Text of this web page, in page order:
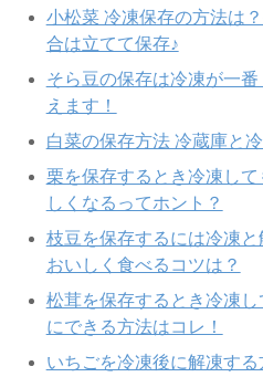
小松菜 冷凍保存の方法は
合は立てて保存♪
そら豆の保存は冷凍が一
えます！
白菜の保存方法 冷蔵庫と
栗を保存するとき冷凍し
しくなるってホント？
枝豆を保存するには冷凍と
おいしく食べるコツは？
松茸を保存するとき冷凍
にできる方法はコレ！
いちごを冷凍後に解凍す